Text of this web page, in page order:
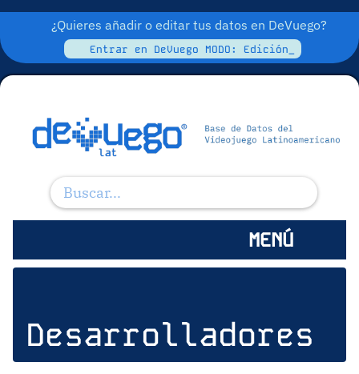
¿Quieres añadir o editar tus datos en DeVuego?
Entrar en DeVuego MODO: Edición_
MENÚ
Desarrolladores